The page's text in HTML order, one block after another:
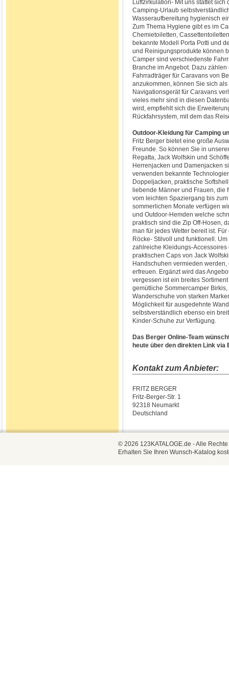
Luftzirkulation- Mit uns stattet
Camping-Urlaub
Wasseraufbereitung hygienisch
Zum Thema Hygiene gibt es im
Chemietoiletten,
bekannte Modell Porta Potti und
und Reinigungsprodukte können
Camper sind verschiedenste
Branche im Angebot. Dazu
Fahrradträger für Caravans von
anzukommen, können Sie sich
Navigationsgerät für Caravans
vieles mehr sind in diesen
wird, empfiehlt sich die
Rückfahrsystem, mit dem das
Outdoor-Kleidung für Camping
Fritz Berger bietet eine große
Freunde. So können Sie in
Regatta, Jack Wolfskin und
Herrenjacken und Damenjacken
verwenden bekannte
Doppeljacken, praktische
liebende Männer und Frauen,
vom leichten Spaziergang bis
sommerlichen Monate verfügen
und Outdoor-Hemden welche
praktisch sind die Zip Off-Hosen,
man für jedes Wetter bereit ist.
Röcke- Stilvoll und funktionell.
zahlreiche Kleidungs-
praktischen Caps von Jack
Handschuhen vermieden
erfreuen. Ergänzt wird das
vergessen ist ein breites
gemütliche Sommercamper
Wanderschuhe von starken
Möglichkeit für ausgedehnte
selbstverständlich ebenso ein
Kinder-Schuhe zur Verfügung.
Das Berger Online-Team
heute über den direkten Link via
Kontakt zum Anbieter:
FRITZ BERGER
Fritz-Berger-Str. 1
92318 Neumarkt
Deutschland
© 2026 123KATALOGE.de - Alle
Erhalten Sie Ihren Wunsch-Katalog